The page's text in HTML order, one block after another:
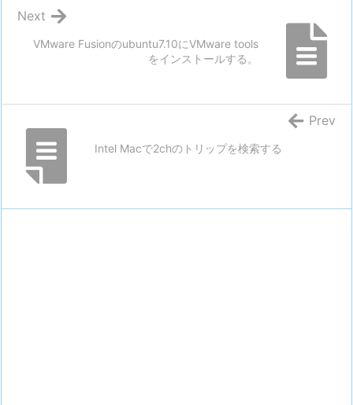
VMware Fusionのubuntu7.10にVMware tools
をインストールする。
Next
Intel Macで2chのトリップを検索する
Prev